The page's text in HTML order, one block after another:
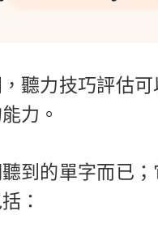
聽力技巧評估
力。
到的單字而已
：